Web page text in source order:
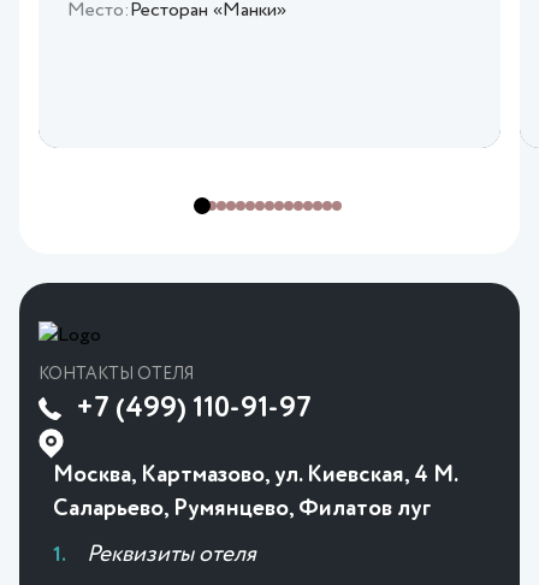
Место:Ресторан «Манки»
КОНТАКТЫ ОТЕЛЯ
+7 (499) 110-91-97
Москва, Картмазово, ул. Киевская, 4 М.
Саларьево, Румянцево, Филатов луг
Реквизиты отеля